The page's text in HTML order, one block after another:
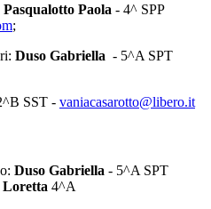
Pasqualotto Paola - 4^ SPP
;
Duso Gabriella - 5^A SPT
SST - vaniacasarotto@libero.it
Duso Gabriella - 5^A SPT
Loretta 4^A